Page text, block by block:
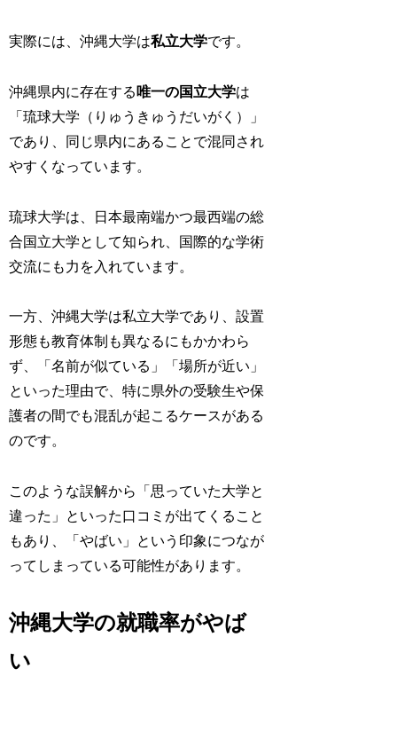
実際には、沖縄大学は私立大学です。
沖縄県内に存在する 唯一の国立大学は
「琉球大学（りゅうきゅうだいがく）」
であり、同じ県内にあることで混同され
やすくなっています。
琉球大学は、日本最南端かつ最西端の総
合国立大学として知られ、国際的な学術
交流にも力を入れています。
一方、沖縄大学は私立大学であり、設置
形態も教育体制も異なるにもかかわら
ず、「名前が似ている」「場所が近い」
といった理由で、特に県外の受験生や保
護者の間でも混乱が起こるケースがある
のです。
このような誤解から「思っていた大学と
違った」といった口コミが出てくること
もあり、「やばい」という印象につなが
ってしまっている可能性があります。
沖縄大学の就職率がやば
い